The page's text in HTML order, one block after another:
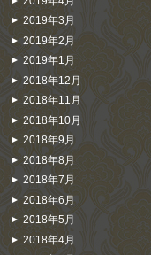
2019年3月
2019年2月
2019年1月
2018年12月
2018年11月
2018年10月
2018年9月
2018年8月
2018年7月
2018年6月
2018年5月
2018年4月